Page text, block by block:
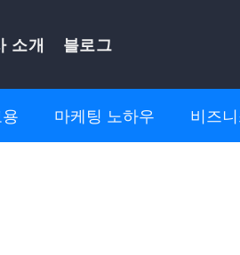
소개 블로그
마케팅 노하우 비즈